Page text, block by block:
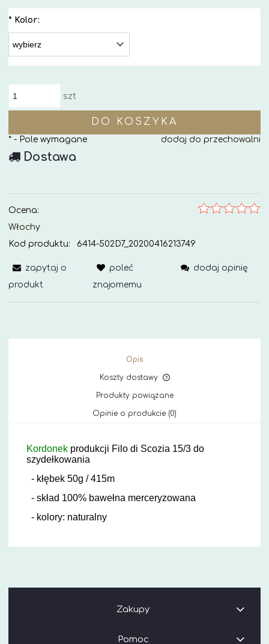
* Kolor:
szt
DO KOSZYKA
dodaj do przechowalni
* - Pole wymagane
Dostawa
Ocena:
Włochy
Kod produktu:
6414-502D7_20200416213749
zapytaj o
produkt
poleć
znajomemu
dodaj opinię
Opis
Koszty dostawy
Produkty powiązane
Opinie o produkcie (0)
Kordonek produkcji Filo di Scozia 15/3 do
szydełkowania
- kłębek 50g / 415m
- skład 100% bawełna merceryzowana
- kolory: naturalny
Zakupy
Pomoc